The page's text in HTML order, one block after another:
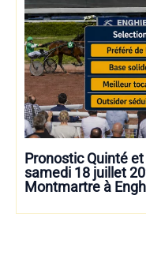
Pronostic Quinté
samedi 18 juillet
Montmartre à